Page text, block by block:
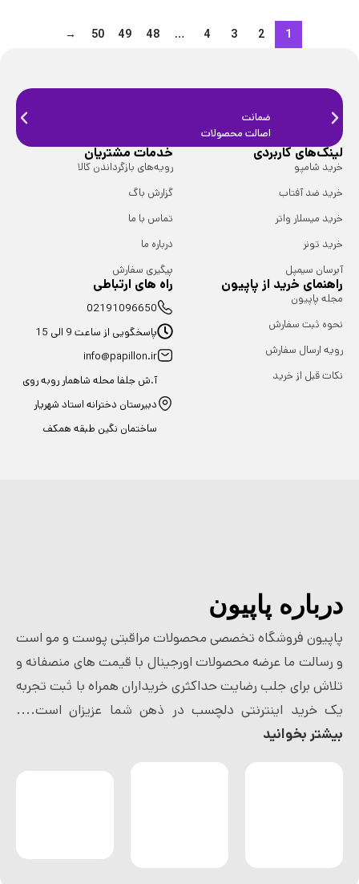
1
2
3
4
…
48
49
50
→
ضمانت
اصالت محصولات
لینک‌های کاربردی
خرید شامپو
خرید ضد آفتاب
خرید میسلار واتر
خرید تونر
آبرسان سیمپل
خدمات مشتریان
رویه‌های بازگرداندن کالا
گزارش باگ
تماس با ما
درباره ما
پیگیری سفارش
راهنمای خرید از پاپیون
مجله پاپیون
نحوه ثبت سفارش
رویه ارسال سفارش
نکات قبل از خرید
راه های ارتباطی
02191096650
پاسخگویی از ساعت 9 الی 15
info@papillon.ir
آ.ش جلفا محله شاهمار روبه روی
دبیرستان دخترانه استاد شهریار
ساختمان نگین طبقه همکف
درباره پاپیون
پاپیون فروشگاه تخصصی محصولات مراقبتی پوست و مو است
و رسالت ما عرضه محصولات اورجینال با قیمت های منصفانه و
تلاش برای جلب رضایت حداکثری خریداران همراه با ثبت تجربه
یک خرید اینترنتی دلچسب در ذهن شما عزیزان است....
بیشتر بخوانید